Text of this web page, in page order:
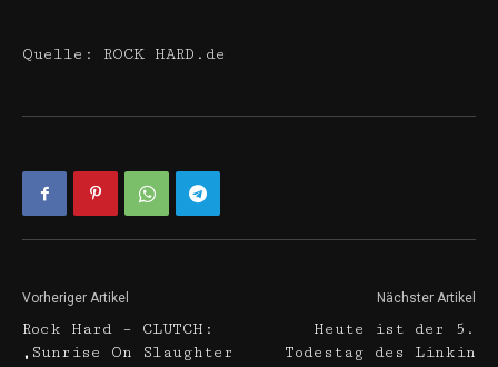
Quelle: ROCK HARD.de
Vorheriger Artikel
Rock Hard – CLUTCH:
„Sunrise On Slaughter
Nächster Artikel
Heute ist der 5.
Todestag des Linkin